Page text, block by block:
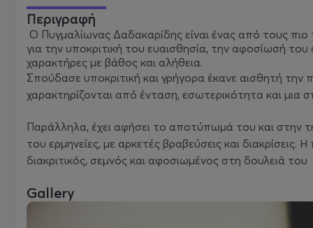
Περιγραφή
Ο Πυγμαλίωνας Δαδακαρίδης είναι ένας από τους πιο
για την υποκριτική του ευαισθησία, την αφοσίωσή
χαρακτήρες με βάθος και αλήθεια.
Σπούδασε υποκριτική και γρήγορα έκανε αισθητή την
χαρακτηρίζονται από ένταση, εσωτερικότητα και
Παράλληλα, έχει αφήσει το αποτύπωμά του και στην
του ερμηνείες, με αρκετές βραβεύσεις και
διακριτικός, σεμνός και αφοσιωμένος στη δουλειά του
Gallery